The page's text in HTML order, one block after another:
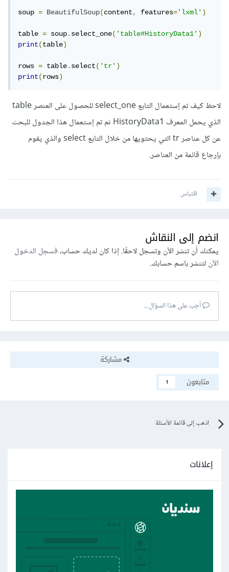
soup = BeautifulSoup(content, features='lxml')
table = soup.select_one('table#HistoryData1')
print(table)
rows = table.select('tr')
print(rows)
لاحظ كيف تم إستعمال التابع select_one للحصول على العنصر table
الذي يحمل المعرف HistoryData1 ثم تم إستعمال هذا الجدول للبحث
عن كل عناصر tr التي يحتويها من خلال التابع select والذي يقوم
بإرجاع قائمة من العناصر.
اقتباس
انضم إلى النقاش
يمكنك أن تنشر الآن وتسجل لاحقًا. إذا كان لديك حساب،فسجل الدخول
الآنلتنشر باسم حسابك.
أجب على هذا السؤال...
مشاركة
متابعون
1
اذهب إلى قائمة الأسئلة
إعلانات